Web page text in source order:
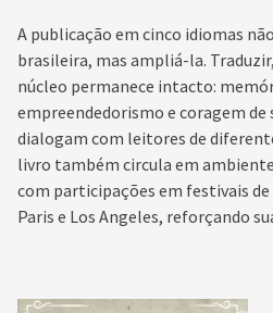
A publicação em cinco idiomas
brasileira, mas ampliá-la.
núcleo permanece intacto:
empreendedorismo e coragem de
dialogam com leitores de
livro também circula em
com participações em festivais
Paris e Los Angeles, reforçando